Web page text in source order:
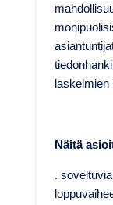
laskelmien
Näitä
.